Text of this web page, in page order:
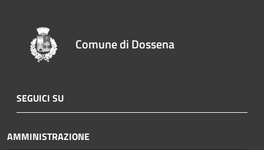
Comune di Dossena
SEGUICI SU
AMMINISTRAZIONE